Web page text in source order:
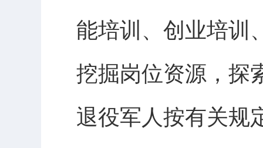
能培训、创业培训
挖掘岗位资源，探
退役军人按有关规